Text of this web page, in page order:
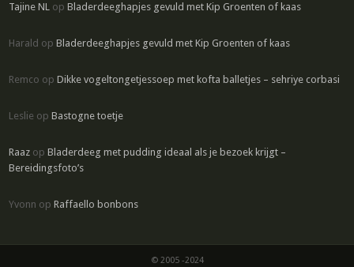
Tajine NL opBladerdeeghapjes gevuld met Kip Groenten of kaas
Harald opBladerdeeghapjes gevuld met Kip Groenten of kaas
Remco opDikke vogeltongetjessoep met kofta balletjes – sehriye corbasi
Leslie opBastogne toetje
Raaz opBladerdeeg met pudding ideaal als je bezoek krijgt –
Bereidingsfoto’s
Yvonn opRaffaello bonbons
© 2005 -2024